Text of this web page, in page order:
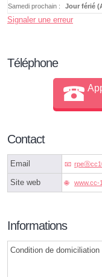
Samedi prochain :
Jour férié
Signaler une erreur
Téléphone
Contact
Email
Site web www.cc-
Informations
Condition de domiciliation